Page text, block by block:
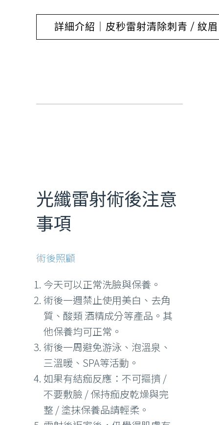
詳細介紹｜皮秒雷射清除刺青 / 紋
光纖雷射術後注意
事項
術後照顧
今天可以正常洗臉與保養。
術後一週禁止使用美白、去角
質、酸類 酒精成分等產品。其
他保養均可正常。
術後一周避免游泳、泡溫泉、
三溫暖、SPA等活動。
如果有結痂反應：不可摳擠 /
不要敷臉 / 保持痂皮乾燥與完
整 / 塗抹保養品請輕柔。